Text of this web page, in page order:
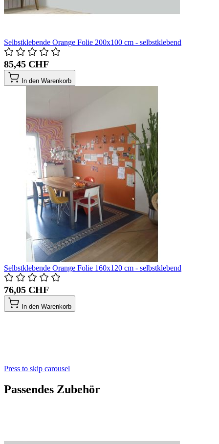
Selbstklebende Orange Folie 200x100 cm - selbstklebend
85,45 CHF
In den Warenkorb
Selbstklebende Orange Folie 160x120 cm - selbstklebend
76,05 CHF
In den Warenkorb
Press to skip carousel
Passendes Zubehör